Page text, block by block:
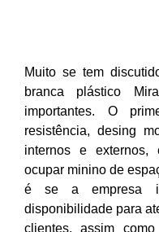
Muito se tem
branca plástico
importantes. O
resistência, desing
internos e externos,
ocupar minino de
é se a empresa
disponibilidade para
clientes, assim